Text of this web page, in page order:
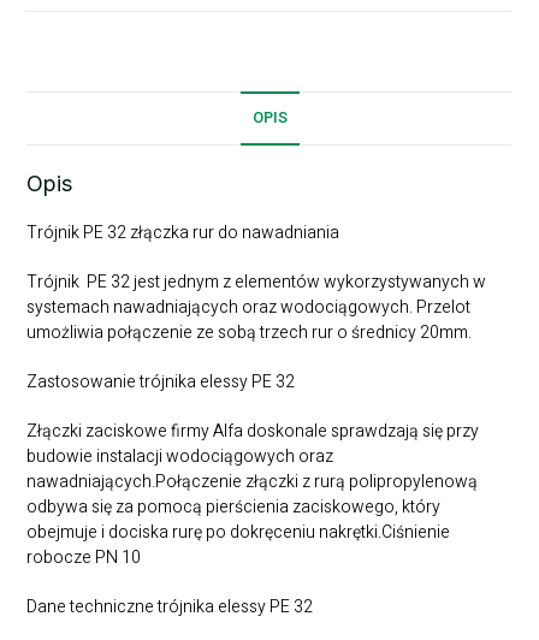
OPIS
Opis
Trójnik PE 32 złączka rur do nawadniania
Trójnik PE 32 jest jednym z elementów wykorzystywanych w
systemach nawadniających oraz wodociągowych. Przelot
umożliwia połączenie ze sobą trzech rur o średnicy 20mm.
Zastosowanie trójnika elessy PE 32
Złączki zaciskowe firmy Alfa doskonale sprawdzają się przy
budowie instalacji wodociągowych oraz
nawadniających.Połączenie złączki z rurą polipropylenową
odbywa się za pomocą pierścienia zaciskowego, który
obejmuje i dociska rurę po dokręceniu nakrętki.Ciśnienie
robocze PN 10
Dane techniczne trójnika elessy PE 32